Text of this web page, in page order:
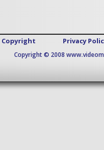
Copyright Privacy
Copyright © 2008